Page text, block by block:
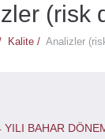
(risk
Kalite / Analizler
YILI BAHAR